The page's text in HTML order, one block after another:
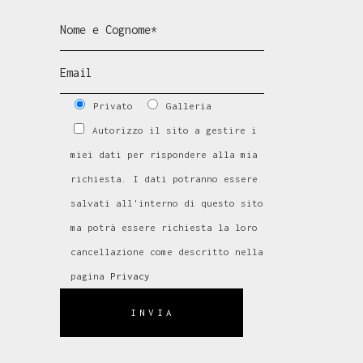
Privato Galleria
Autorizzo il sito a gestire i
miei dati per rispondere alla mia
richiesta. I dati potranno essere
salvati all'interno di questo sito
ma potrà essere richiesta la loro
cancellazione come descritto nella
pagina Privacy
INVIA